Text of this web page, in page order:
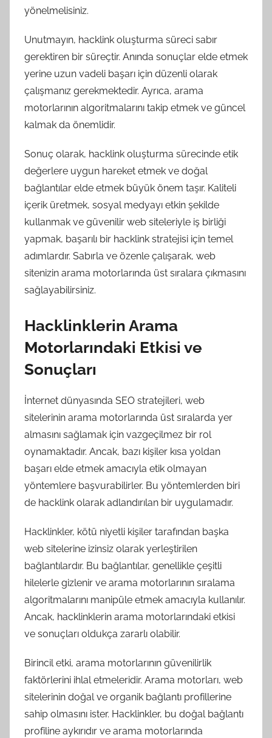
yönelmelisiniz.
Unutmayın, hacklink oluşturma süreci sabır
gerektiren bir süreçtir. Anında sonuçlar elde etmek
yerine uzun vadeli başarı için düzenli olarak
çalışmanız gerekmektedir. Ayrıca, arama
motorlarının algoritmalarını takip etmek ve güncel
kalmak da önemlidir.
Sonuç olarak, hacklink oluşturma sürecinde etik
değerlere uygun hareket etmek ve doğal
bağlantılar elde etmek büyük önem taşır. Kaliteli
içerik üretmek, sosyal medyayı etkin şekilde
kullanmak ve güvenilir web siteleriyle iş birliği
yapmak, başarılı bir hacklink stratejisi için temel
adımlardır. Sabırla ve özenle çalışarak, web
sitenizin arama motorlarında üst sıralara çıkmasını
sağlayabilirsiniz.
Hacklinklerin Arama
Motorlarındaki Etkisi ve
Sonuçları
İnternet dünyasında SEO stratejileri, web
sitelerinin arama motorlarında üst sıralarda yer
almasını sağlamak için vazgeçilmez bir rol
oynamaktadır. Ancak, bazı kişiler kısa yoldan
başarı elde etmek amacıyla etik olmayan
yöntemlere başvurabilirler. Bu yöntemlerden biri
de hacklink olarak adlandırılan bir uygulamadır.
Hacklinkler, kötü niyetli kişiler tarafından başka
web sitelerine izinsiz olarak yerleştirilen
bağlantılardır. Bu bağlantılar, genellikle çeşitli
hilelerle gizlenir ve arama motorlarının sıralama
algoritmalarını manipüle etmek amacıyla kullanılır.
Ancak, hacklinklerin arama motorlarındaki etkisi
ve sonuçları oldukça zararlı olabilir.
Birincil etki, arama motorlarının güvenilirlik
faktörlerini ihlal etmeleridir. Arama motorları, web
sitelerinin doğal ve organik bağlantı profillerine
sahip olmasını ister. Hacklinkler, bu doğal bağlantı
profiline aykırıdır ve arama motorlarında